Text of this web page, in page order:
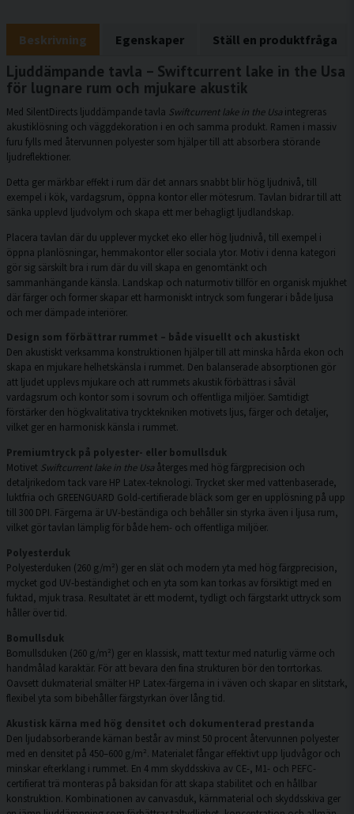
Beskrivning Egenskaper Ställ en produktfråga
Ljuddämpande tavla – Swiftcurrent lake in the Usa
för lugnare rum och mjukare akustik
Med SilentDirects ljuddämpande tavla Swiftcurrent lake in the Usa integreras
akustiklösning och väggdekoration i en och samma produkt. Ramen i massiv
furu fylls med återvunnen polyester som hjälper till att absorbera störande
ljudreflektioner.
Detta ger märkbar effekt i rum där det annars snabbt blir hög ljudnivå, till
exempel i kök, vardagsrum, öppna kontor eller mötesrum. Tavlan bidrar till att
sänka upplevd ljudvolym och skapa ett mer behagligt ljudlandskap.
Placera tavlan där du upplever mycket eko eller hög ljudnivå, till exempel i
öppna planlösningar, hemmakontor eller sociala ytor. Motiv i denna kategori
gör sig särskilt bra i rum där du vill skapa en genomtänkt och
sammanhängande känsla. Landskap och naturmotiv tillför en organisk mjukhet
där färger och former skapar ett harmoniskt intryck som fungerar i både ljusa
och mer dämpade interiörer.
Design som förbättrar rummet – både visuellt och akustiskt
Den akustiskt verksamma konstruktionen hjälper till att minska hårda ekon och
skapa en mjukare helhetskänsla i rummet. Den balanserade absorptionen gör
att ljudet upplevs mjukare och att rummets akustik förbättras i såväl
vardagsrum och kontor som i sovrum och offentliga miljöer. Samtidigt
förstärker den högkvalitativa trycktekniken motivets ljus, färger och detaljer,
vilket ger en harmonisk känsla i rummet.
Premiumtryck på polyester- eller bomullsduk
Motivet Swiftcurrent lake in the Usa återges med hög färgprecision och
detaljrikedom tack vare HP Latex-teknologi. Trycket sker med vattenbaserade,
luktfria och GREENGUARD Gold-certifierade bläck som ger en upplösning på upp
till 300 DPI. Färgerna är UV-beständiga och behåller sin styrka även i ljusa rum,
vilket gör tavlan lämplig för både hem- och offentliga miljöer.
Polyesterduk
Polyesterduken (260 g/m²) ger en slät och modern yta med hög färgprecision,
mycket god UV-beständighet och en yta som kan torkas av försiktigt med en
fuktad, mjuk trasa. Resultatet är ett modernt, tydligt och färgstarkt uttryck som
håller över tid.
Bomullsduk
Bomullsduken (260 g/m²) ger en klassisk, matt textur med naturlig värme och
handmålad karaktär. För att bevara den fina strukturen bör den torrtorkas.
Oavsett dukmaterial smälter HP Latex-färgerna in i väven och skapar en slitstark,
flexibel yta som bibehåller färgstyrkan över lång tid.
Akustisk kärna med hög densitet och dokumenterad prestanda
Den ljudabsorberande kärnan består av minst 50 procent återvunnen polyester
med en densitet på 450–600 g/m². Materialet fångar effektivt upp ljudvågor och
minskar efterklang i rummet. En 4 mm skyddsskiva av CE-, M1- och PEFC-
certifierat trä monteras på baksidan för att skapa stabilitet och en hållbar
konstruktion. Kombinationen av canvasduk, kärnmaterial och skyddsskiva ger